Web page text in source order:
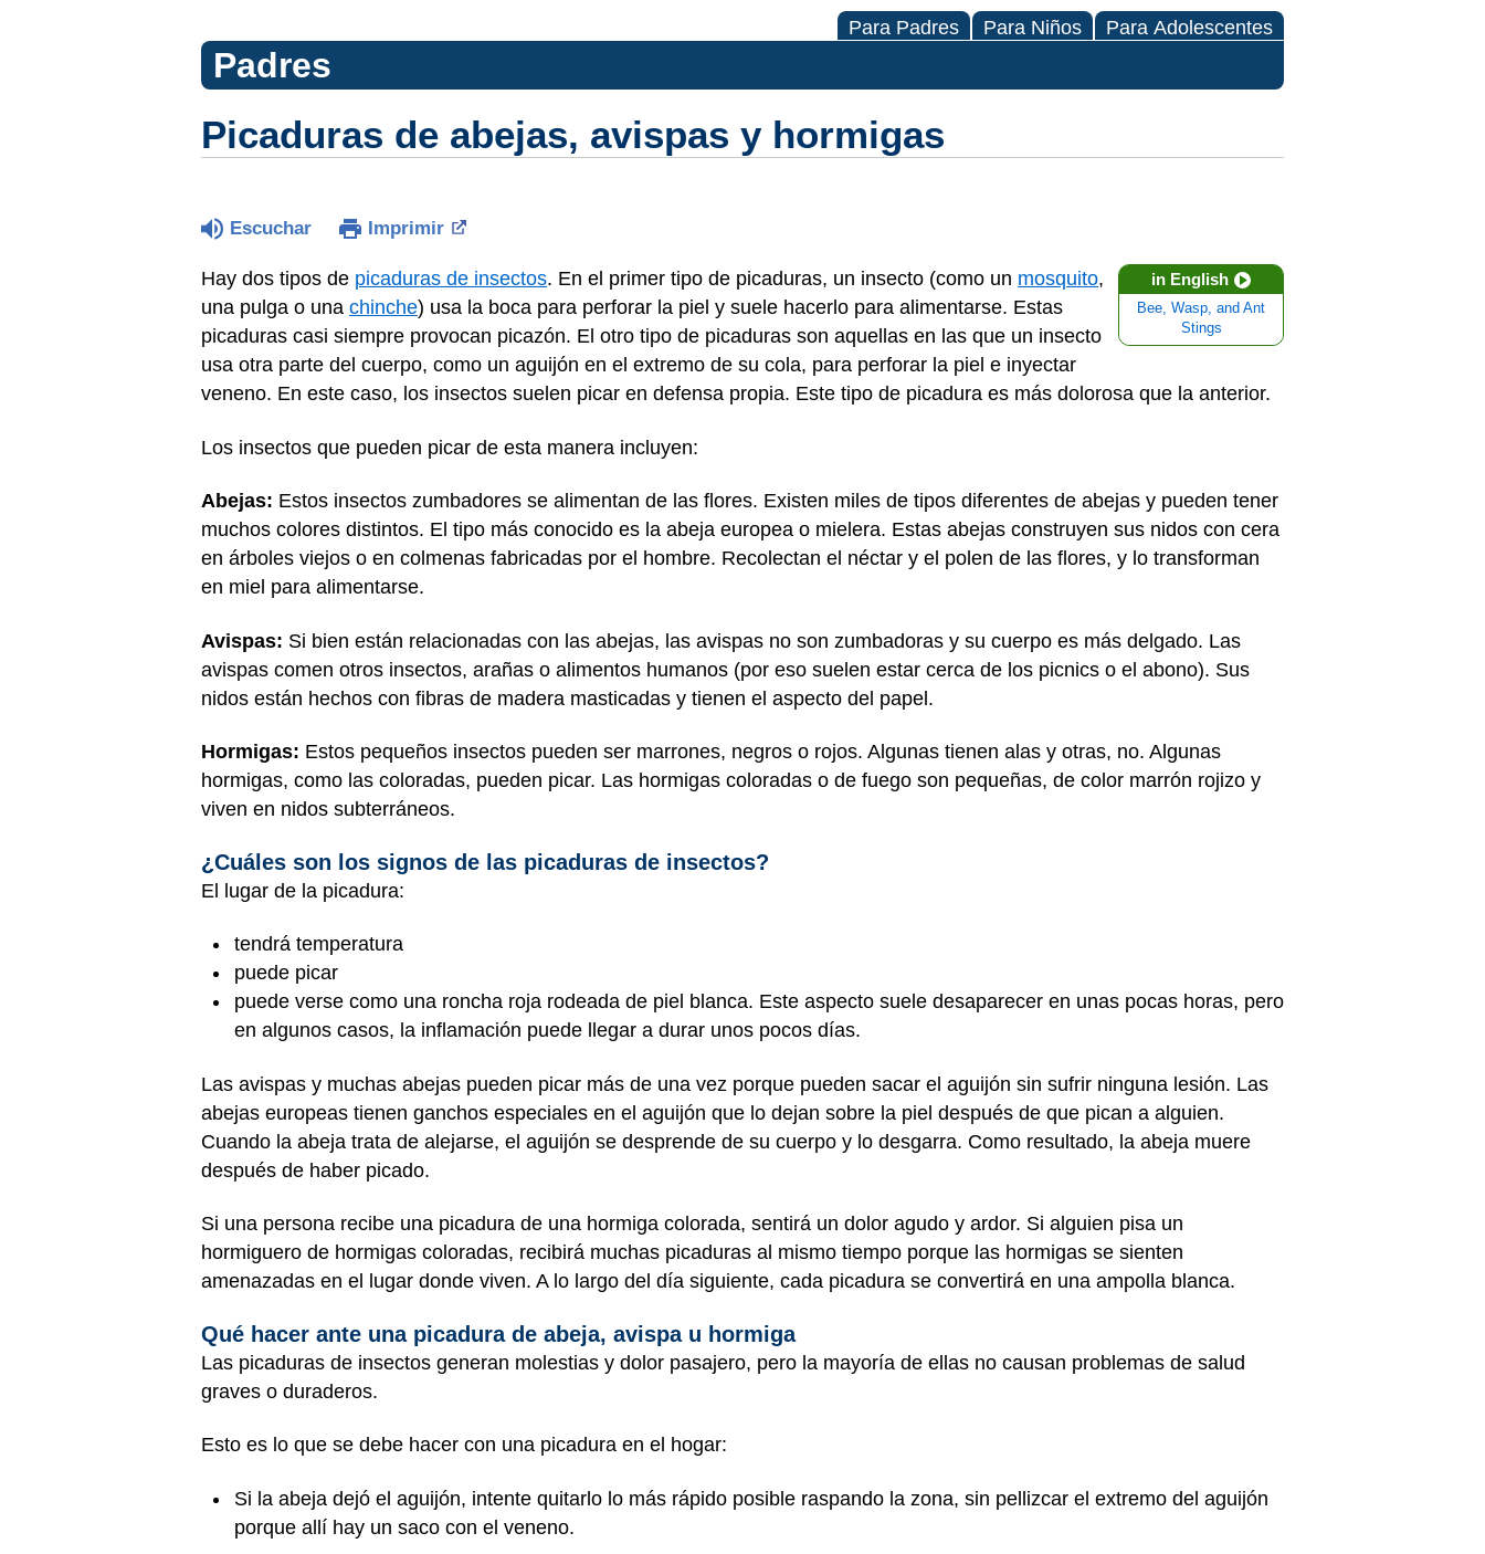
Para Padres Para Niños Para Adolescentes
Padres
Picaduras de abejas, avispas y hormigas
Escuchar Imprimir
in English
Bee, Wasp, and Ant
Stings
Hay dos tipos de picaduras de insectos. En el primer tipo de picaduras, un insecto (como un mosquito,
una pulga o una chinche) usa la boca para perforar la piel y suele hacerlo para alimentarse. Estas
picaduras casi siempre provocan picazón. El otro tipo de picaduras son aquellas en las que un insecto
usa otra parte del cuerpo, como un aguijón en el extremo de su cola, para perforar la piel e inyectar
veneno. En este caso, los insectos suelen picar en defensa propia. Este tipo de picadura es más dolorosa que la anterior.
Los insectos que pueden picar de esta manera incluyen:
Abejas: Estos insectos zumbadores se alimentan de las flores. Existen miles de tipos diferentes de abejas y pueden tener
muchos colores distintos. El tipo más conocido es la abeja europea o mielera. Estas abejas construyen sus nidos con cera
en árboles viejos o en colmenas fabricadas por el hombre. Recolectan el néctar y el polen de las flores, y lo transforman
en miel para alimentarse.
Avispas: Si bien están relacionadas con las abejas, las avispas no son zumbadoras y su cuerpo es más delgado. Las
avispas comen otros insectos, arañas o alimentos humanos (por eso suelen estar cerca de los picnics o el abono). Sus
nidos están hechos con fibras de madera masticadas y tienen el aspecto del papel.
Hormigas: Estos pequeños insectos pueden ser marrones, negros o rojos. Algunas tienen alas y otras, no. Algunas
hormigas, como las coloradas, pueden picar. Las hormigas coloradas o de fuego son pequeñas, de color marrón rojizo y
viven en nidos subterráneos.
¿Cuáles son los signos de las picaduras de insectos?
El lugar de la picadura:
tendrá temperatura
puede picar
puede verse como una roncha roja rodeada de piel blanca. Este aspecto suele desaparecer en unas pocas horas, pero
en algunos casos, la inflamación puede llegar a durar unos pocos días.
Las avispas y muchas abejas pueden picar más de una vez porque pueden sacar el aguijón sin sufrir ninguna lesión. Las
abejas europeas tienen ganchos especiales en el aguijón que lo dejan sobre la piel después de que pican a alguien.
Cuando la abeja trata de alejarse, el aguijón se desprende de su cuerpo y lo desgarra. Como resultado, la abeja muere
después de haber picado.
Si una persona recibe una picadura de una hormiga colorada, sentirá un dolor agudo y ardor. Si alguien pisa un
hormiguero de hormigas coloradas, recibirá muchas picaduras al mismo tiempo porque las hormigas se sienten
amenazadas en el lugar donde viven. A lo largo del día siguiente, cada picadura se convertirá en una ampolla blanca.
Qué hacer ante una picadura de abeja, avispa u hormiga
Las picaduras de insectos generan molestias y dolor pasajero, pero la mayoría de ellas no causan problemas de salud
graves o duraderos.
Esto es lo que se debe hacer con una picadura en el hogar:
Si la abeja dejó el aguijón, intente quitarlo lo más rápido posible raspando la zona, sin pellizcar el extremo del aguijón
porque allí hay un saco con el veneno.